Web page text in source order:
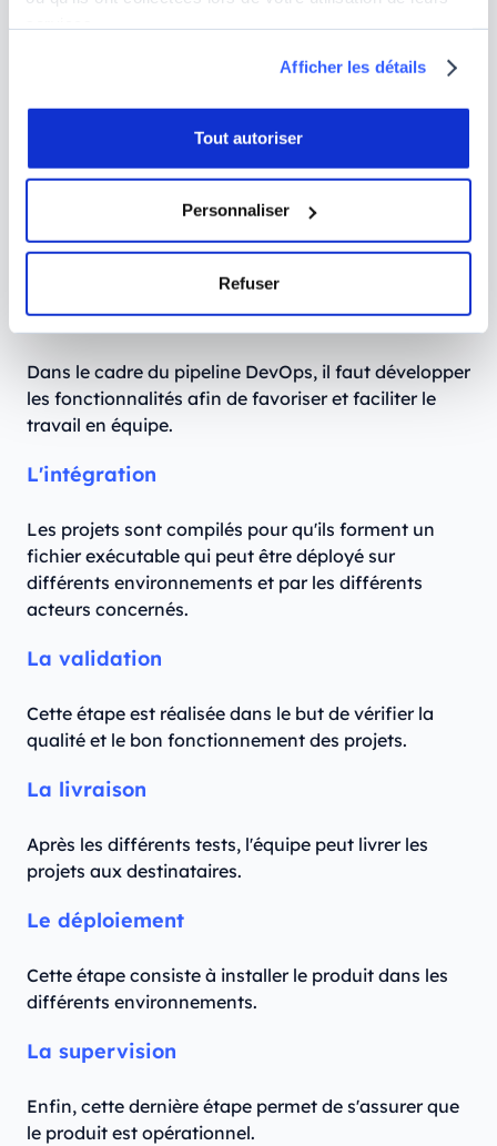
Afficher les détails
Tout autoriser
Personnaliser
Refuser
Les étapes du pipeline DevOps forment un cycle
l'automatisation. Il inclut :
Il s'agit d'une étape qui permet d'ajouter une
nouvelle fonctionnalité ou de modifier celles
Le développement
Dans le cadre du pipeline DevOps, il faut développer
les fonctionnalités afin de favoriser et faciliter le
travail en équipe.
L'intégration
Les projets sont compilés pour qu'ils forment un
fichier exécutable qui peut être déployé sur
différents environnements et par les différents
acteurs concernés.
La validation
Cette étape est réalisée dans le but de vérifier la
qualité et le bon fonctionnement des projets.
La livraison
Après les différents tests, l'équipe peut livrer les
projets aux destinataires.
Le déploiement
Cette étape consiste à installer le produit dans les
différents environnements.
La supervision
Enfin, cette dernière étape permet de s'assurer que
le produit est opérationnel.